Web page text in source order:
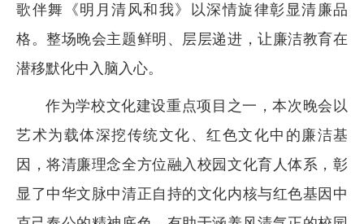
歌伴舞《明月清风和我》以深情旋律彰显清廉品
格。整场晚会主题鲜明、层层递进，让廉洁教育在
潜移默化中入脑入心。
作为学校文化建设重点项目之一，本次晚会以
艺术为载体深挖传统文化、红色文化中的廉洁基
因，将清廉理念全方位融入校园文化育人体系，彰
显了中华文脉中清正自持的文化内核与红色基因中